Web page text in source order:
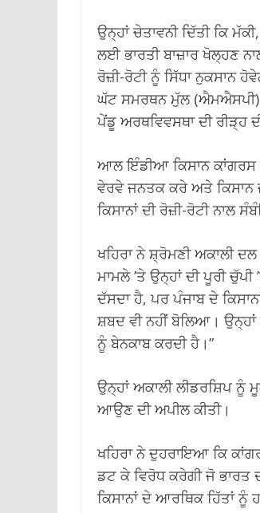
ਉਨ੍ਹਾਂ ਚੇਤਾਵਨੀ ਦਿੱਤੀ ਕਿ
ਲਈ ਭਾਰਤੀ ਬਾਜ਼ਾਰ ਖੋਲ੍ਹਣ
ਰੋਜ਼ੀ-ਰੋਟੀ ਨੂੰ ਸਿੱਧਾ ਨੁਕਸਾਨ
ਘੱਟ ਸਮਰਥਨ ਮੁੱਲ (ਐਮਐਸਪੀ)
ਪੇਂਡੂ ਅਰਥਵਿਵਸਥਾ ਦੀ ਰੀੜ੍ਹ
ਆਲ ਇੰਡੀਆ ਕਿਸਾਨ ਕਾਂਗਰਸ
ਵੇਰਵੇ ਜਨਤਕ ਕਰੇ ਅਤੇ ਕਿਸਾਨ
ਕਿਸਾਨਾਂ ਦੀ ਰੋਜ਼ੀ-ਰੋਟੀ ਨਾਲ
ਖਹਿਰਾ ਨੇ ਸ਼੍ਰੋਮਣੀ ਅਕਾਲੀ
ਮਾਮਲੇ ’ਤੇ ਉਨ੍ਹਾਂ ਦੀ ਪੂਰੀ
ਦੱਸਦਾ ਹੈ, ਪਰ ਪੰਜਾਬ ਦੇ
ਸ਼ਬਦ ਵੀ ਨਹੀਂ ਬੋਲਿਆ। ਉਨ੍ਹਾਂ
ਨੂੰ ਬੇਨਕਾਬ ਕਰਦੀ ਹੈ।”
ਉਨ੍ਹਾਂ ਅਕਾਲੀ ਲੀਡਰਸ਼ਿਪ ਨੂੰ
ਆਉਣ ਦੀ ਅਪੀਲ ਕੀਤੀ।
ਖਹਿਰਾ ਨੇ ਦੁਹਰਾਇਆ ਕਿ
ਡਟ ਕੇ ਵਿਰੋਧ ਕਰੇਗੀ ਜੋ ਭਾਰਤ
ਕਿਸਾਨਾਂ ਦੇ ਆਰਥਿਕ ਹਿੱਤਾਂ ਨੂੰ